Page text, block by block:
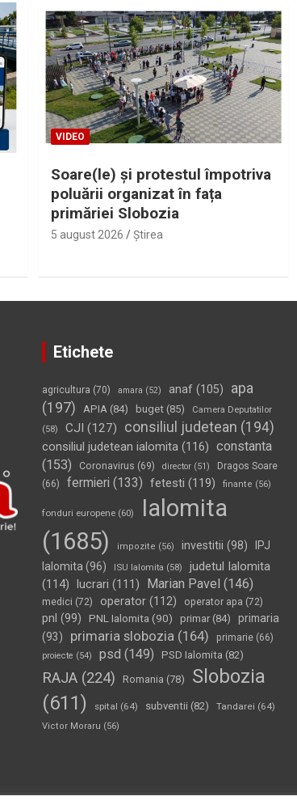
VIDEO
Soare(le) și protestul împotriva
poluării organizat în fața
primăriei Slobozia
5 august 2026 Ştirea
Etichete
agricultura (70) amara (52) anaf(105)
apa
(197)
APIA(84) buget(85)
Camera Deputatilor
(58)
CJI (127) consiliul judetean (194)
consiliul judetean ialomita(116) constanta
(153)
Coronavirus (69) director(51)
Dragos Soare
(66)
fermieri (133) fetesti (119) finante (56)
fonduri europene(60)
Ialomita
(1685)
impozite (56) investitii (98)
IPJ
Ialomita (96) ISU Ialomita (58)
judetul Ialomita
(114) lucrari (111) Marian Pavel (146)
medici (72) operator(112) operator apa (72)
pnl (99) PNL Ialomita (90) primar(84)
primaria
(93)
primaria slobozia(164) primarie(66)
proiecte (54) psd (149) PSD Ialomita (82)
RAJA(224) Romania (78)
Slobozia
(611)
spital (64) subventii (82) Tandarei (64)
Victor Moraru (56)